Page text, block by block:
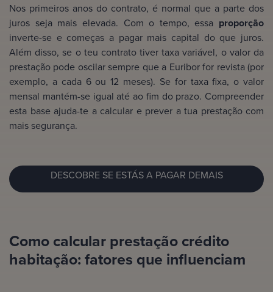
Nos primeiros anos do contrato, é normal que a parte dos
juros seja mais elevada. Com o tempo, essa proporção
inverte-se e começas a pagar mais capital do que juros.
Além disso, se o teu contrato tiver taxa variável, o valor da
prestação pode oscilar sempre que a Euribor for revista (por
exemplo, a cada 6 ou 12 meses). Se for taxa fixa, o valor
mensal mantém-se igual até ao fim do prazo. Compreender
esta base ajuda-te a calcular e prever a tua prestação com
mais segurança.
DESCOBRE SE ESTÁS A PAGAR DEMAIS
Como calcular prestação crédito
habitação: fatores que influenciam